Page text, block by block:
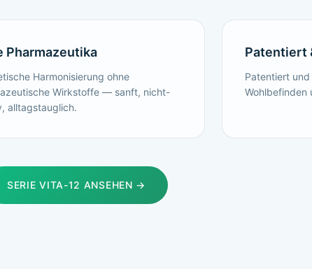
Pharmazeutika
Harmonisierung ohne
Wirkstoffe — sanft, nicht-
alltagstauglich.
Patentiert
Patentiert
Wohlbefinden
SERIE VITA-12 ANSEHEN →